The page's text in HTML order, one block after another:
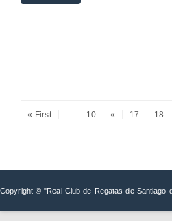
« First ... 10 « 17 18
Copyright © "Real Club de Regatas de Santiago